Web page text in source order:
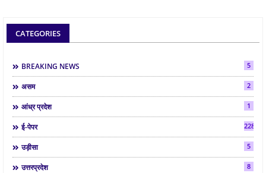
CATEGORIES
BREAKING NEWS 5
असम 2
आंध्र प्रदेश 1
ई-पेपर 2286
उड़ीसा 5
उत्तरप्रदेश 8